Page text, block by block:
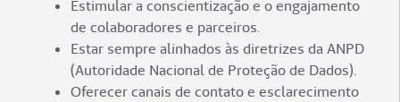
Estimular a conscientização e o engajamento
de colaboradores e parceiros.
Estar sempre alinhados às diretrizes da ANPD
(Autoridade Nacional de Proteção de Dados).
Oferecer canais de contato e esclarecimento